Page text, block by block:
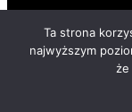
Ta strona
najwyższym